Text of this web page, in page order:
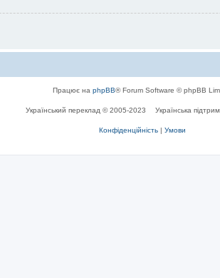
Працює на phpBB® Forum Software © phpBB
Український переклад © 2005-2023 Українська
Конфіденційність | Умови